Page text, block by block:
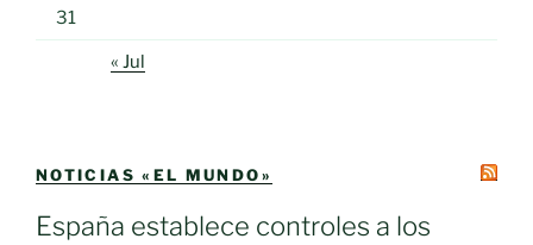
31
« Jul
NOTICIAS «EL MUNDO»
España establece controles a los